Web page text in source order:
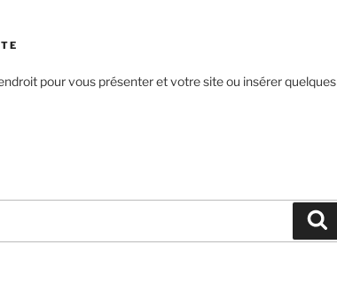
pour vous présenter et votre site ou insérer quelques